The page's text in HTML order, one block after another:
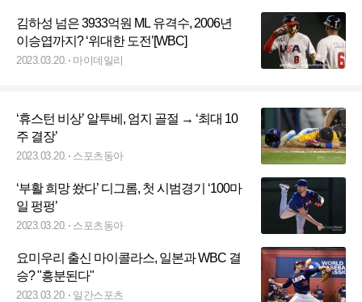
김하성 넘은 3933억원 ML 유격수, 2006년
이승엽까지? ‘위대한 도전’[WBC]
2023.03.20. 마이데일리
‘휴스턴 비상’ 알투베, 엄지 골절 → ‘최대 10
주 결장’
2023.03.20. 스포츠동아
‘부활 희망 쐈다’ 디그롬, 첫 시범경기 ‘100마
일 펑펑’
2023.03.20. 스포츠동아
요미우리 출신 마이콜라스, 일본과 WBC 결
승? "흥분된다"
2023.03.20. 일간스포츠